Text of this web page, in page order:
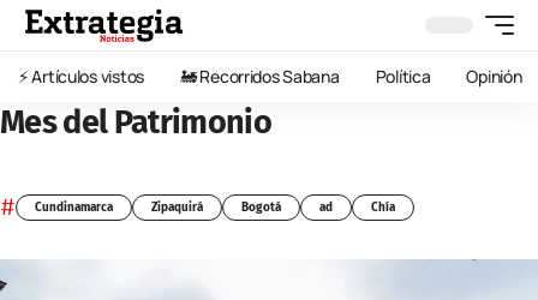
⚡️ Artículos vistos 🚂 Recorridos Sabana Política Opinión
Mes del Patrimonio
# Cundinamarca Zipaquirá Bogotá ad Chía